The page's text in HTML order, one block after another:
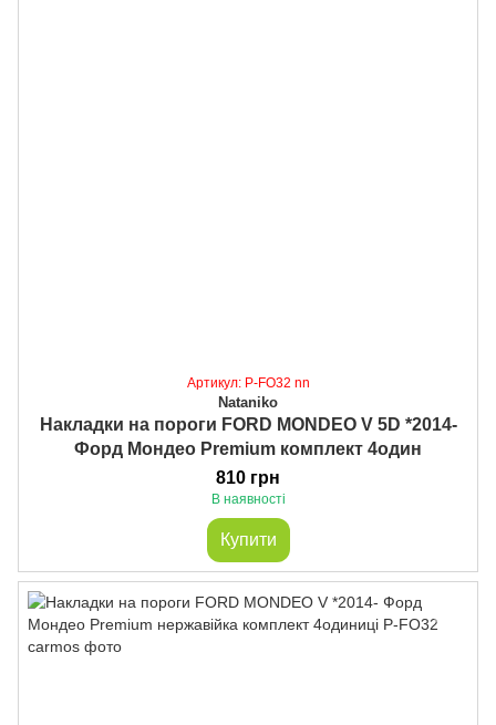
Артикул: P-FO32 nn
Nataniko
Накладки на пороги FORD MONDEO V 5D *2014-
Форд Мондео Premium комплект 4один
810 грн
В наявності
Купити